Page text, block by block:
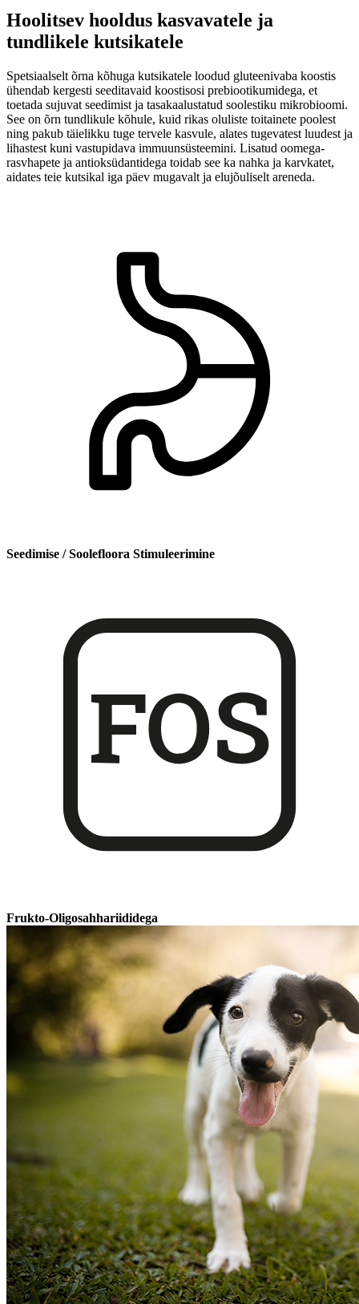
Hoolitsev hooldus kasvavatele ja
tundlikele kutsikatele
Spetsiaalselt õrna kõhuga kutsikatele loodud gluteenivaba koostis
ühendab kergesti seeditavaid koostisosi prebiootikumidega, et
toetada sujuvat seedimist ja tasakaalustatud soolestiku mikrobioomi.
See on õrn tundlikule kõhule, kuid rikas oluliste toitainete poolest
ning pakub täielikku tuge tervele kasvule, alates tugevatest luudest ja
lihastest kuni vastupidava immuunsüsteemini. Lisatud oomega-
rasvhapete ja antioksüdantidega toidab see ka nahka ja karvkatet,
aidates teie kutsikal iga päev mugavalt ja elujõuliselt areneda.
Seedimise / Soolefloora Stimuleerimine
Frukto-Oligosahhariididega